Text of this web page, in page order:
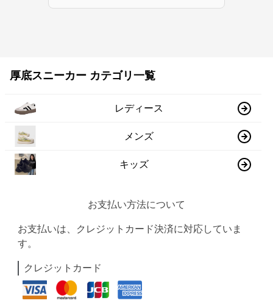
厚底スニーカー カテゴリ一覧
レディース
メンズ
キッズ
お支払い方法について
お支払いは、クレジットカード決済に対応していま
す。
クレジットカード